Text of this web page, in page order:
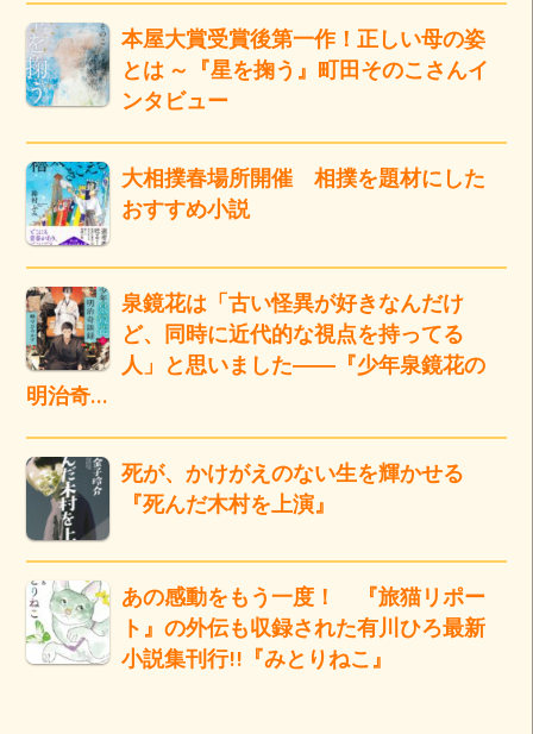
本屋大賞受賞後第一作！正しい母の姿
とは ～『星を掬う』町田そのこさんイ
ンタビュー
大相撲春場所開催 相撲を題材にした
おすすめ小説
泉鏡花は「古い怪異が好きなんだけ
ど、同時に近代的な視点を持ってる
人」と思いました――『少年泉鏡花の
明治奇…
死が、かけがえのない生を輝かせる
『死んだ木村を上演』
あの感動をもう一度！ 『旅猫リポー
ト』の外伝も収録された有川ひろ最新
小説集刊行!!『みとりねこ』